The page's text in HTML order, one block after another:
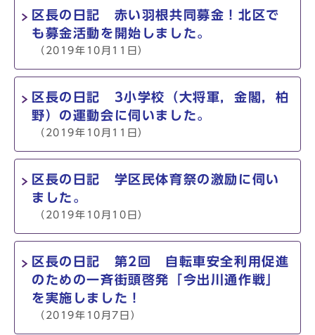
区長の日記 赤い羽根共同募金！北区で
も募金活動を開始しました。
（2019年10月11日）
区長の日記 3小学校（大将軍，金閣，柏
野）の運動会に伺いました。
（2019年10月11日）
区長の日記 学区民体育祭の激励に伺い
ました。
（2019年10月10日）
区長の日記 第2回 自転車安全利用促進
のための一斉街頭啓発「今出川通作戦」
を実施しました！
（2019年10月7日）